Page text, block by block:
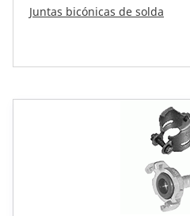
Juntas bicónicas de solda